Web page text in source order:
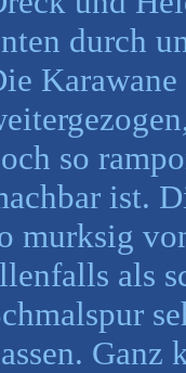
durch
so
ist.
murksig
als
Ganz